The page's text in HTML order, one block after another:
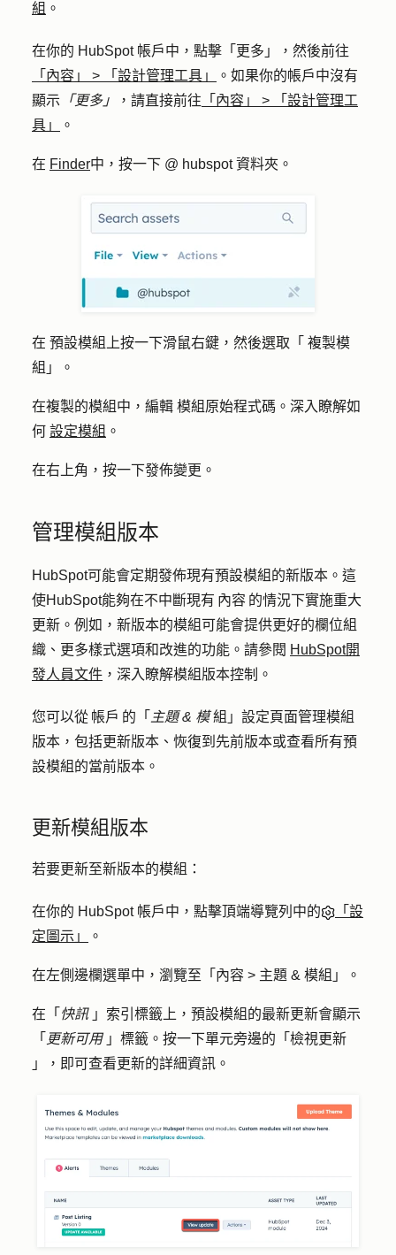
組 。
在你的 HubSpot 帳戶中，點擊 「更多」
，然後前往
「內容」
> 「設計管理工具」
。如果你的帳戶中沒有
顯示 「更多」 ，請直接前往 「內容」 >
「設計管理工
具」
。
在 Finder中，按一下 @ hubspot資料夾。
在 預設模組 上按一下滑鼠右鍵，然後選取「 複製模
組 」。
在複製的模組中，編輯 模組原始程式碼 。深入瞭解如
何 設定模組 。
在右上角，按一下發佈變更 。
管理模組版本
HubSpot可能會定期發佈現有預設模組的新版本。這
使HubSpot能夠在不中斷現有 內容 的情況下實施重大
更新。例如，新版本的模組可能會提供更好的欄位組
織、更多樣式選項和改進的功能。請參閱 HubSpot開
發人員文件 ，深入瞭解模組版本控制。
您可以從 帳戶 的「 主題 & 模組」設定頁面管理模組
版本，包括更新版本、恢復到先前版本或查看所有預
設模組的當前版本。
更新模組版本
若要更新至新版本的模組：
在你的 HubSpot 帳戶中，點擊頂端導覽列中的
「設
定圖示」
。
在左側邊欄選單中，瀏覽至「 內容 > 主題 & 模組 」。
在「 快訊」索引標籤上，預設模組的最新更新會顯示
「 更新可用」標籤。按一下單元旁邊的「 檢視更新
」，即可查看更新的詳細資訊。